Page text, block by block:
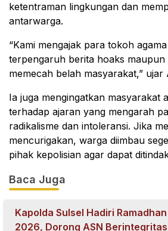
ketentraman lingkungan dan
antarwarga.
“Kami mengajak para tokoh
terpengaruh berita hoaks maupun
memecah belah masyarakat,” ujar
Ia juga mengingatkan masyarakat
terhadap ajaran yang mengarah
radikalisme dan intoleransi. Jika
mencurigakan, warga diimbau
pihak kepolisian agar dapat
Baca Juga
Kapolda Sulsel Hadiri
2026, Dorong ASN